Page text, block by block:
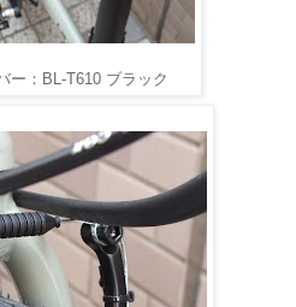
ー：BL-T610 ブラック